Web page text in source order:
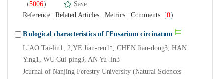
（5006）
Save
Reference
Related Articles Metrics Comments （0）
Biological characteristics of Fusarium circinatum
LIAO Tai-lin1, 2,YE Jian-ren1*, CHEN Jian-dong3, HAN
Ying1, WU Cui-ping3, AN Yu-lin3
Journal of Nanjing Forestry University (Natural Sciences